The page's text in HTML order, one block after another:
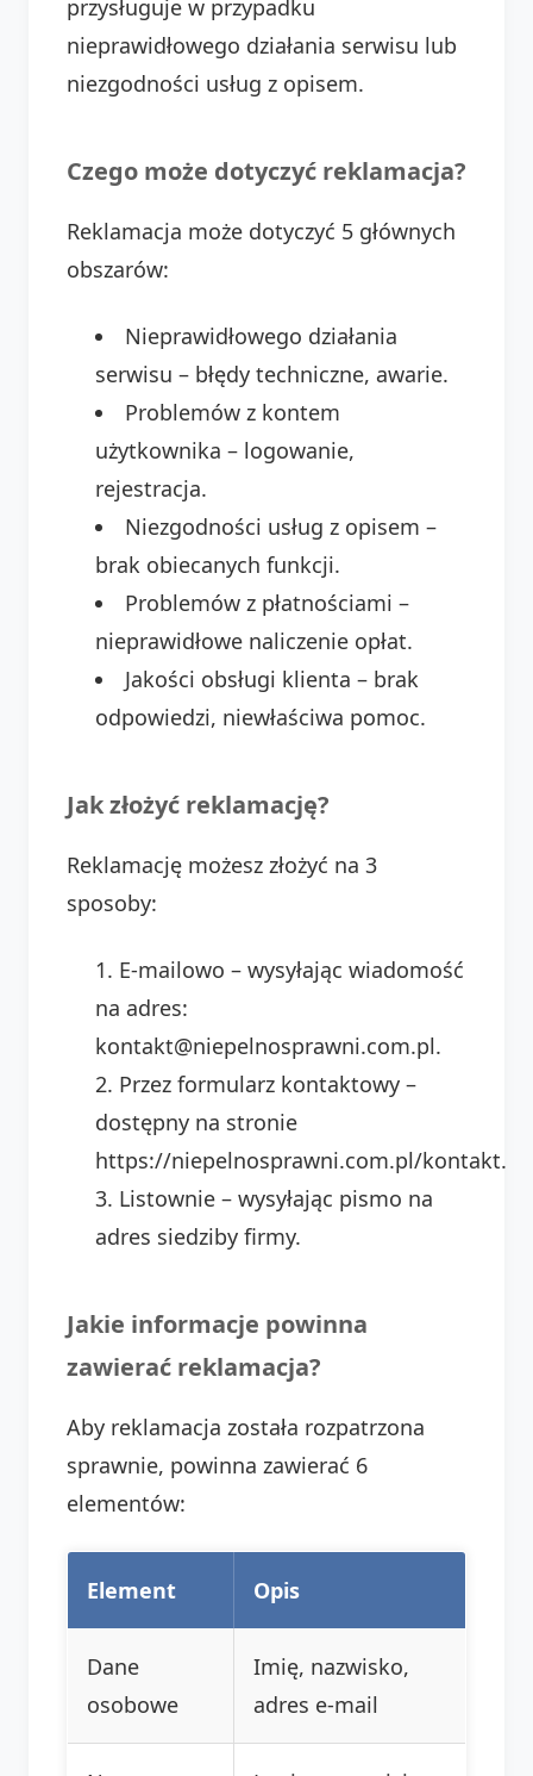
przysługuje w przypadku
nieprawidłowego działania serwisu lub
niezgodności usług z opisem.
Czego może dotyczyć reklamacja?
Reklamacja może dotyczyć 5 głównych
obszarów:
Nieprawidłowego działania
serwisu – błędy techniczne, awarie.
Problemów z kontem
użytkownika – logowanie,
rejestracja.
Niezgodności usług z opisem –
brak obiecanych funkcji.
Problemów z płatnościami –
nieprawidłowe naliczenie opłat.
Jakości obsługi klienta – brak
odpowiedzi, niewłaściwa pomoc.
Jak złożyć reklamację?
Reklamację możesz złożyć na 3
sposoby:
E-mailowo – wysyłając wiadomość
na adres:
kontakt@niepelnosprawni.com.pl.
Przez formularz kontaktowy –
dostępny na stronie
https://niepelnosprawni.com.pl/kontakt.
Listownie – wysyłając pismo na
adres siedziby firmy.
Jakie informacje powinna
zawierać reklamacja?
Aby reklamacja została rozpatrzona
sprawnie, powinna zawierać 6
elementów:
Element Opis
Dane
osobowe
Imię, nazwisko,
adres e-mail